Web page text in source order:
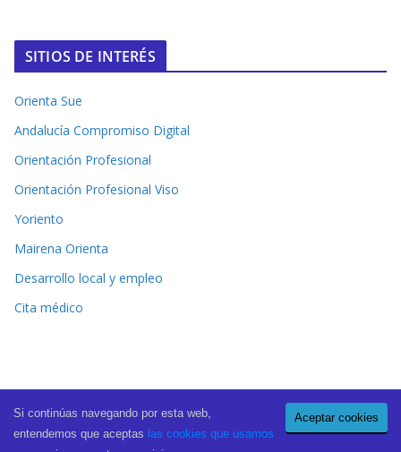
SITIOS DE INTERÉS
Orienta Sue
Andalucía Compromiso Digital
Orientación Profesional
Orientación Profesional Viso
Yoriento
Mairena Orienta
Desarrollo local y empleo
Cita médico
Copyright © 2026 El Periódico de Mairena
. All rights reserved.
Theme:
ColorMag Pro by ThemeGrill. Powered by
Aceptar cookies
Si continúas navegando por esta web,
entendemos que aceptas las cookies que usamos